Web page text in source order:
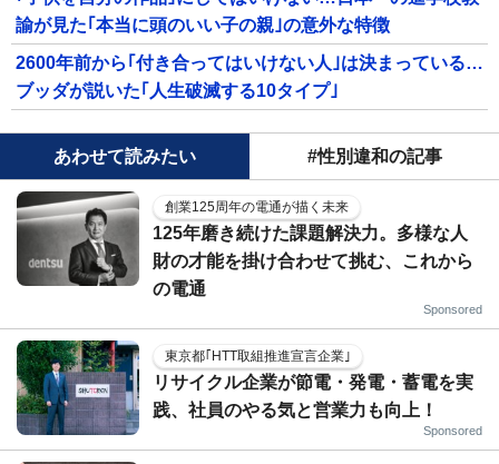
諭が見た｢本当に頭のいい子の親｣の意外な特徴
2600年前から｢付き合ってはいけない人｣は決まっている…
ブッダが説いた｢人生破滅する10タイプ｣
あわせて読みたい #性別違和の記事
創業125周年の電通が描く未来
125年磨き続けた課題解決力。多様な人
財の才能を掛け合わせて挑む、これから
の電通
Sponsored
東京都｢HTT取組推進宣言企業｣
リサイクル企業が節電・発電・蓄電を実
践、社員のやる気と営業力も向上！
Sponsored